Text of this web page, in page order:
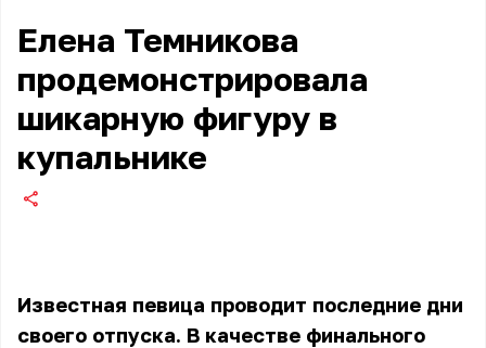
Елена Темникова
продемонстрировала
шикарную фигуру в
купальнике
Известная певица проводит последние дни
своего отпуска. В качестве финального